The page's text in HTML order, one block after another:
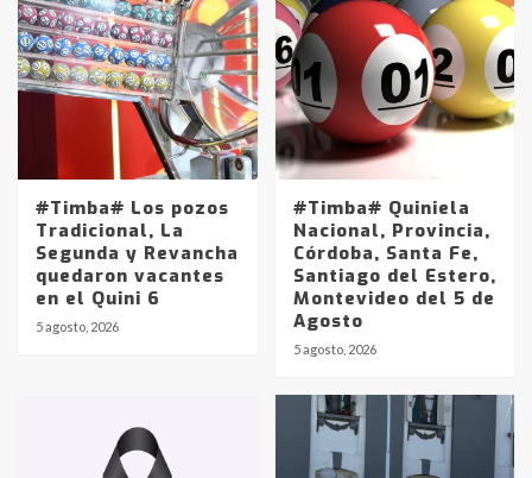
#Timba# Los pozos
Tradicional, La
Segunda y Revancha
quedaron vacantes
en el Quini 6
5 agosto, 2026
#Timba# Quiniela
Nacional, Provincia,
Córdoba, Santa Fe,
Santiago del Estero,
Montevideo del 5 de
Agosto
5 agosto, 2026
Identidad de los adolescentes
pampeanos que fueron
en la mañana del lunes